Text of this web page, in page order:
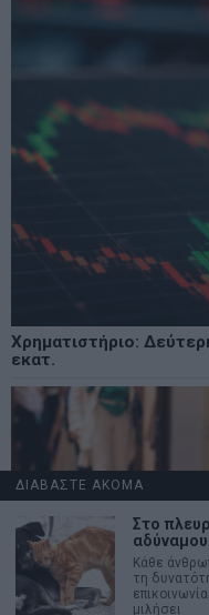
Χρηματιστήριο:
εκατ.
ΔΙΑΒΑΣΤΕ ΑΚΟΜΑ
Στο
Κάθε
τη
μιλήσει